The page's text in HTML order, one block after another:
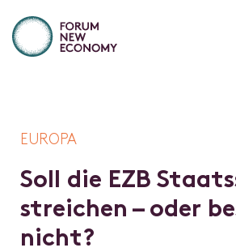
EUROPA
Soll die EZB Staats
streichen – oder be
nicht?